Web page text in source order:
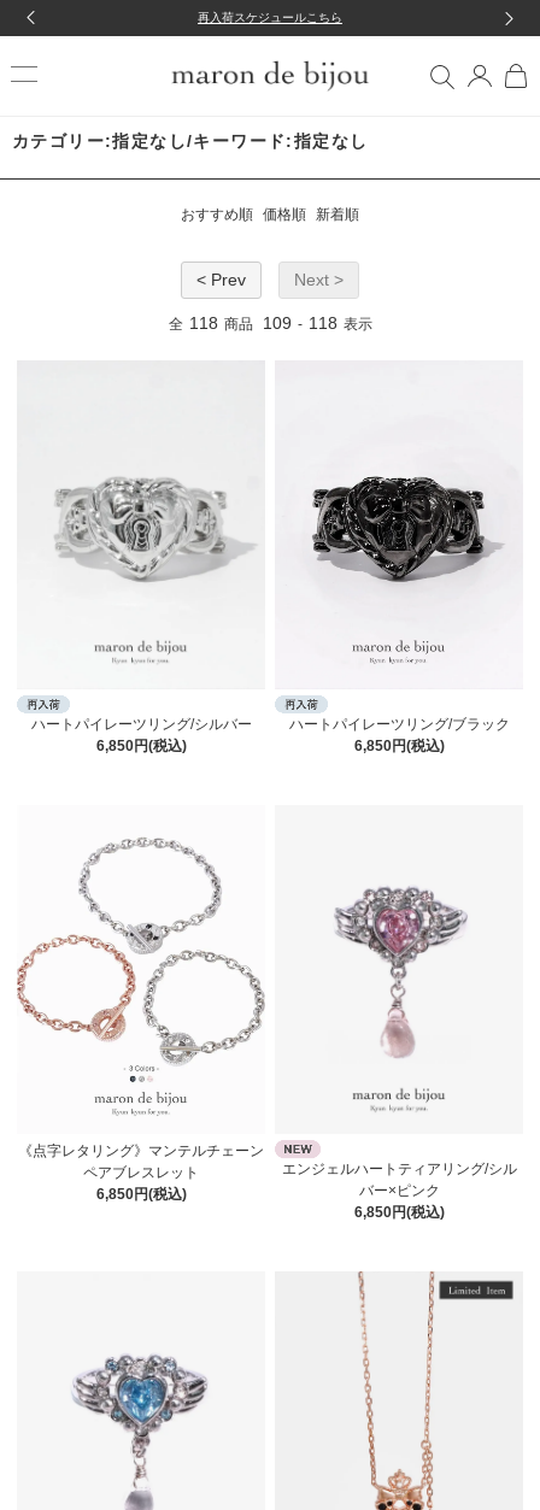
再入荷スケジュールこちら
カテゴリー:指定なし/キーワード:指定なし
おすすめ順 価格順 新着順
< Prev Next >
全 118 商品 109 - 118 表示
ハートパイレーツリング/シルバー
6,850円(税込)
ハートパイレーツリング/ブラック
6,850円(税込)
《点字レタリング》マンテルチェーン
ペアブレスレット
6,850円(税込)
エンジェルハートティアリング/シル
バー×ピンク
6,850円(税込)